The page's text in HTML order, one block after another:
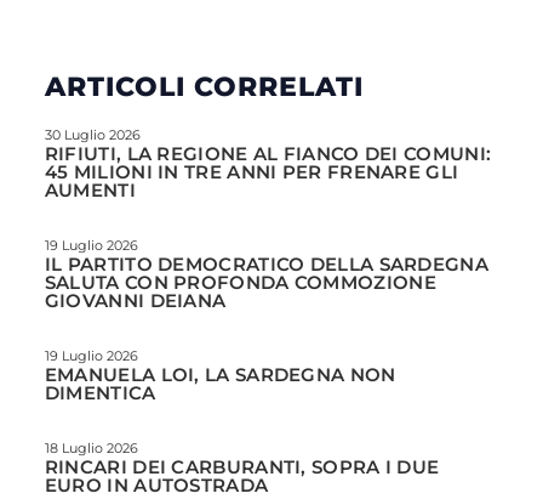
ARTICOLI CORRELATI
30 Luglio 2026
RIFIUTI, LA REGIONE AL FIANCO DEI COMUNI:
45 MILIONI IN TRE ANNI PER FRENARE GLI
AUMENTI
19 Luglio 2026
IL PARTITO DEMOCRATICO DELLA SARDEGNA
SALUTA CON PROFONDA COMMOZIONE
GIOVANNI DEIANA
19 Luglio 2026
EMANUELA LOI, LA SARDEGNA NON
DIMENTICA
18 Luglio 2026
RINCARI DEI CARBURANTI, SOPRA I DUE
EURO IN AUTOSTRADA